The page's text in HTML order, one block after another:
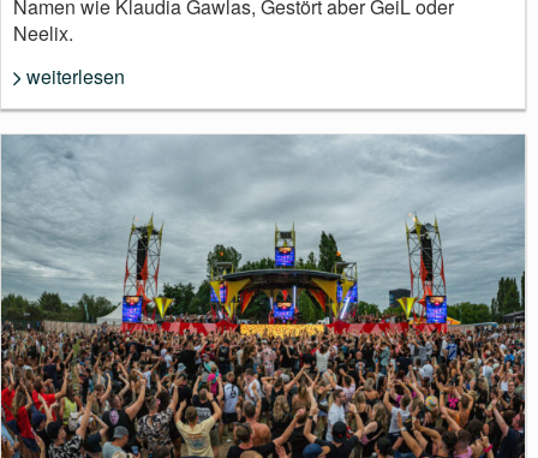
Namen wie Klaudia Gawlas, Gestört aber GeiL oder
Neelix.
weiterlesen